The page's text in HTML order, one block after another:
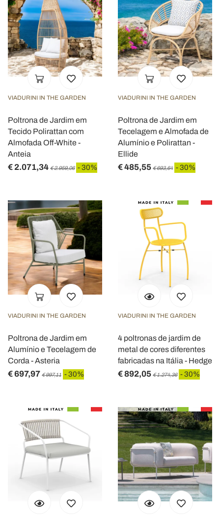
VIADURINI IN THE GARDEN
Poltrona de Jardim em
Tecido Polirattan com
Almofada Off-White -
Anteia
€ 2.071,34 € 2.959,06 - 30%
VIADURINI IN THE GARDEN
Poltrona de Jardim em
Tecelagem e Almofada de
Alumínio e Polirattan -
Ellide
€ 485,55 € 693,64 - 30%
VIADURINI IN THE GARDEN
Poltrona de Jardim em
Alumínio e Tecelagem de
Corda - Asteria
€ 697,97 € 997,11 - 30%
VIADURINI IN THE GARDEN
4 poltronas de jardim de
metal de cores diferentes
fabricadas na Itália - Hedge
€ 892,05 € 1.274,36 - 30%